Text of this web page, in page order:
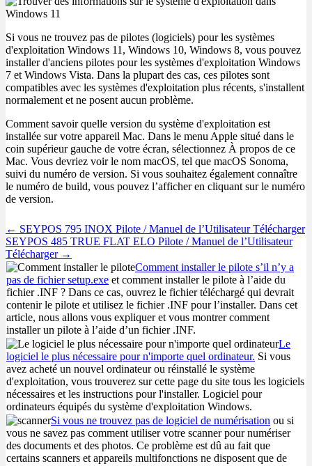
Si vous ne trouvez pas de pilotes (logiciels) pour les systèmes
d'exploitation Windows 11, Windows 10, Windows 8, vous pouvez
installer d'anciens pilotes pour les systèmes d'exploitation Windows
7 et Windows Vista. Dans la plupart des cas, ces pilotes sont
compatibles avec les systèmes d'exploitation plus récents, s'installent
normalement et ne posent aucun problème.
Comment savoir quelle version du système d'exploitation est
installée sur votre appareil Mac. Dans le menu Apple situé dans le
coin supérieur gauche de votre écran, sélectionnez À propos de ce
Mac. Vous devriez voir le nom macOS, tel que macOS Sonoma,
suivi du numéro de version. Si vous souhaitez également connaître
le numéro de build, vous pouvez l’afficher en cliquant sur le numéro
de version.
Post
navigation
← SEYPOS 795 INOX Pilote / Manuel de l’Utilisateur Télécharger
SEYPOS 485 TRUE FLAT ELO Pilote / Manuel de l’Utilisateur
Télécharger →
Comment installer le pilote s’il n’y a
pas de fichier setup.exe et comment installer le pilote à l’aide du
fichier .INF ? Dans ce cas, ouvrez le fichier téléchargé qui devrait
contenir le pilote et utilisez le fichier .INF pour l’installer. Dans cet
article, nous allons vous expliquer et vous montrer comment
installer un pilote à l’aide d’un fichier .INF.
Le
logiciel le plus nécessaire pour n'importe quel ordinateur. Si vous
avez acheté un nouvel ordinateur ou réinstallé le système
d'exploitation, vous trouverez sur cette page du site tous les logiciels
nécessaires et les instructions pour l'installer. Logiciel pour
ordinateurs équipés du système d'exploitation Windows.
Si vous ne trouvez pas de logiciel de numérisation ou si
vous ne savez pas comment utiliser votre scanner pour numériser
des documents et des photos. Ce problème est dû au fait que
certains scanners et appareils multifonctions ne disposent que de